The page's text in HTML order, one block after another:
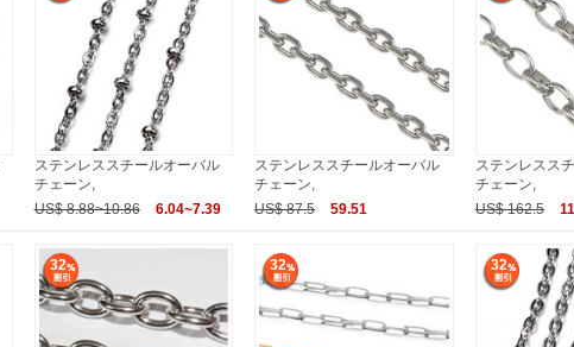
ステンレススチールオーバル
チェーン,
US$ 8.88~10.86
6.04~7.39
ステンレススチールオーバル
チェーン,
US$ 87.5
59.51
ステンレスス
チェーン,
US$ 162.5
32 32 32